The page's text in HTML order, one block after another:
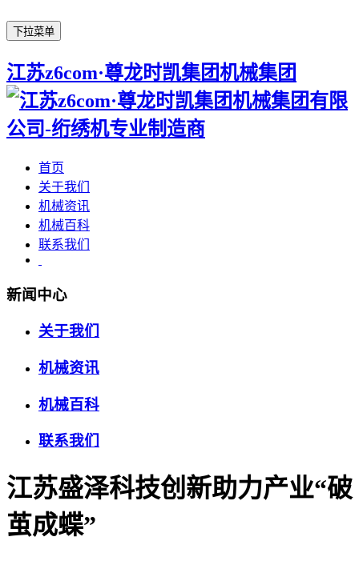
下拉菜单
江苏z6com·尊龙时凯集团机械集团
首页
关于我们
机械资讯
机械百科
联系我们
新闻中心
关于我们
机械资讯
机械百科
联系我们
江苏盛泽科技创新助力产业“破
茧成蝶”